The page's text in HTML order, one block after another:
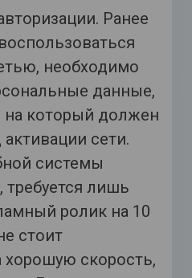
Ранее
необходимо
данные,
на который должен
сети.
системы
требуется лишь
ролик на 10
стоит
хорошую скорость,